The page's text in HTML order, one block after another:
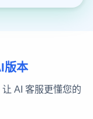
版本
AI 客服更懂您的